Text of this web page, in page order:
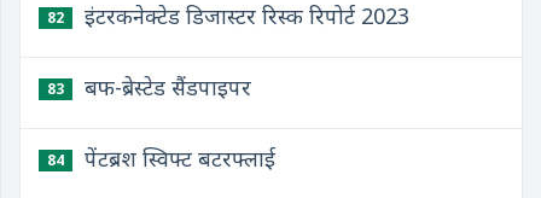
82 इंटरकनेक्टेड डिजास्टर रिस्क रिपोर्ट 2023
83 बफ-ब्रेस्टेड सैंडपाइपर
84 पेंटब्रश स्विफ्ट बटरफ्लाई